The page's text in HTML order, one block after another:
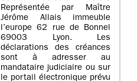
Représentée par Maître
Jérôme Allais immeuble
l’europe 62 rue de Bonnel
69003 Lyon. Les
déclarations des créances
sont à adresser au
mandataire judiciaire ou sur
le portail électronique prévu